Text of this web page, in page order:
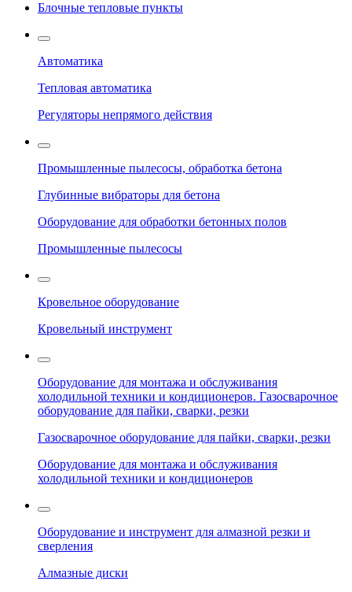
Блочные тепловые пункты
Автоматика
Тепловая автоматика
Регуляторы непрямого действия
Промышленные пылесосы, обработка бетона
Глубинные вибраторы для бетона
Оборудование для обработки бетонных полов
Промышленные пылесосы
Кровельное оборудование
Кровельный инструмент
Оборудование для монтажа и обслуживания
холодильной техники и кондиционеров. Газосварочное
оборудование для пайки, сварки, резки
Газосварочное оборудование для пайки, сварки, резки
Оборудование для монтажа и обслуживания
холодильной техники и кондиционеров
Оборудование и инструмент для алмазной резки и
сверления
Алмазные диски